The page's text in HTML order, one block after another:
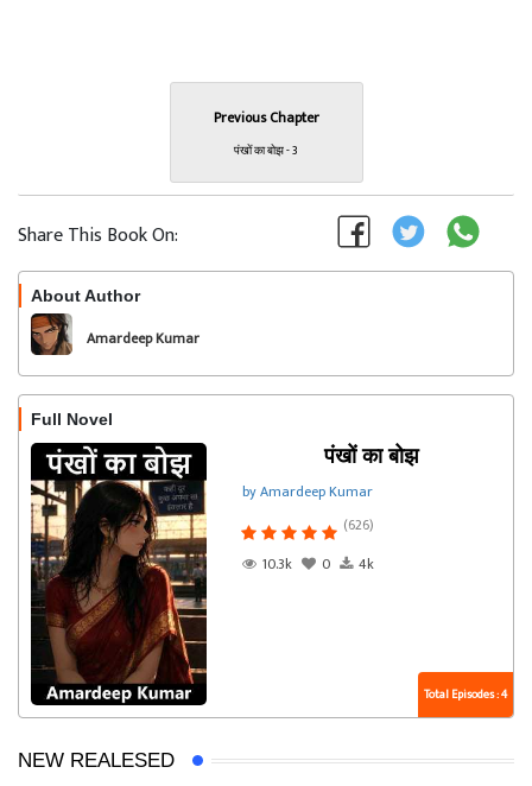
Previous Chapter
पंखों का बोझ - 3
Share This Book On:
About Author
Amardeep Kumar
Full Novel
पंखों का बोझ
by Amardeep Kumar
(626)
10.3k
0 4k
Total Episodes : 4
NEW REALESED